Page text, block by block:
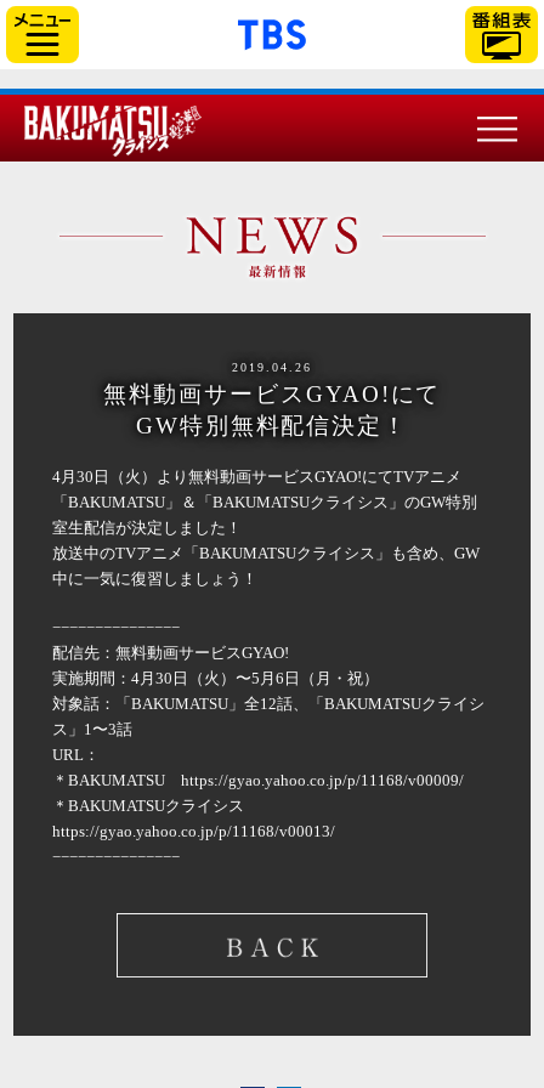
「TBSテレビ」トップ
2019.04.26
無料動画サービスGYAO!にて
GW特別無料配信決定！
4月30日（火）より無料動画サービスGYAO!にてTVアニメ
「BAKUMATSU」＆「BAKUMATSUクライシス」のGW特別
室生配信が決定しました！
放送中のTVアニメ「BAKUMATSUクライシス」も含め、GW
中に一気に復習しましょう！
−−−−−−−−−−−−−−−
配信先：無料動画サービスGYAO!
実施期間：4月30日（火）〜5月6日（月・祝）
対象話：「BAKUMATSU」全12話、「BAKUMATSUクライシ
ス」1〜3話
URL：
＊BAKUMATSU https://gyao.yahoo.co.jp/p/11168/v00009/
＊BAKUMATSUクライシス
https://gyao.yahoo.co.jp/p/11168/v00013/
−−−−−−−−−−−−−−−